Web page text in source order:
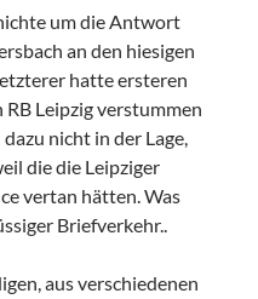
um die Antwort
an den hiesigen
hatte ersteren
Leipzig verstummen
nicht in der Lage,
die die Leipziger
vertan hätten. Was
Briefverkehr..
aus verschiedenen